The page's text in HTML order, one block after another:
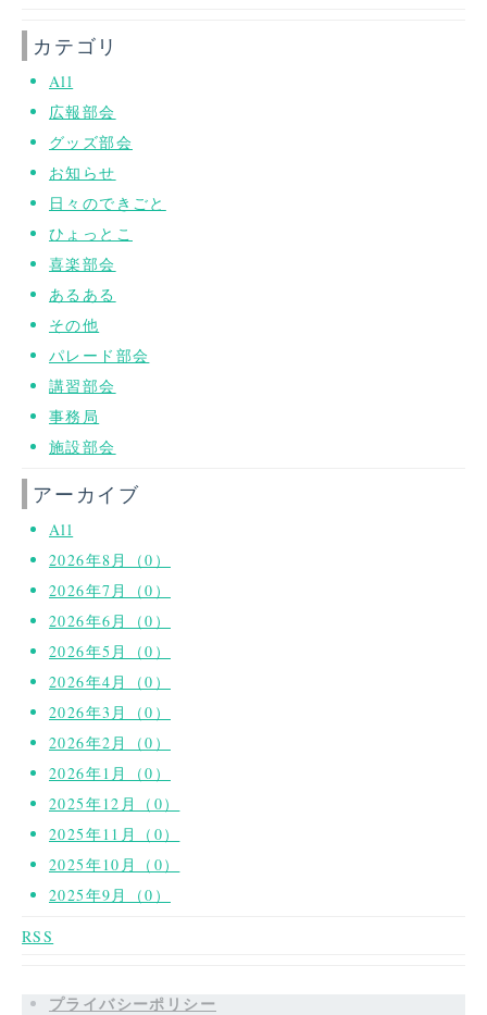
カテゴリ
All
広報部会
グッズ部会
お知らせ
日々のできごと
ひょっとこ
喜楽部会
あるある
その他
パレード部会
講習部会
事務局
施設部会
アーカイブ
All
2026年8月（0）
2026年7月（0）
2026年6月（0）
2026年5月（0）
2026年4月（0）
2026年3月（0）
2026年2月（0）
2026年1月（0）
2025年12月（0）
2025年11月（0）
2025年10月（0）
2025年9月（0）
RSS
プライバシーポリシー